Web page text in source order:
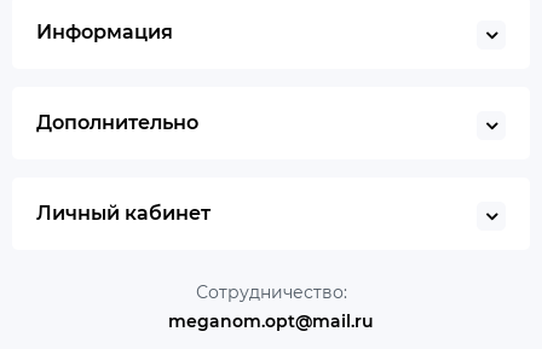
Информация
Дополнительно
Личный кабинет
Сотрудничество:
meganom.opt@mail.ru